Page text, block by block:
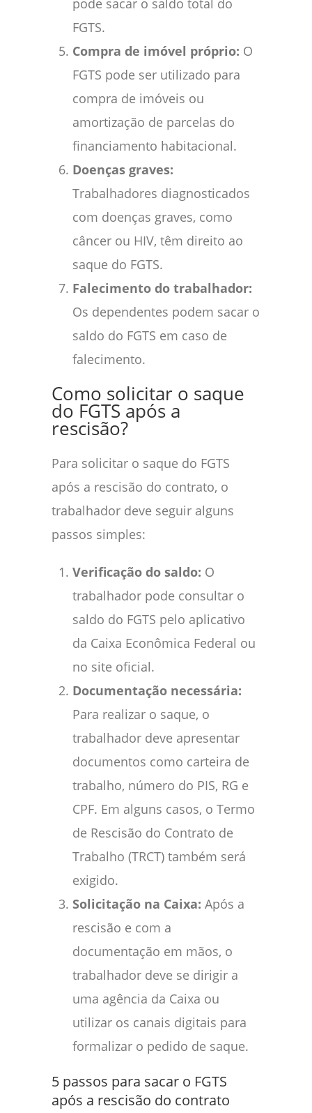
FGTS.
Compra de imóvel próprio: O
FGTS pode ser utilizado para
compra de imóveis ou
amortização de parcelas do
financiamento habitacional.
Doenças graves:
Trabalhadores diagnosticados
com doenças graves, como
câncer ou HIV, têm direito ao
saque do FGTS.
Falecimento do trabalhador:
Os dependentes podem sacar o
saldo do FGTS em caso de
falecimento.
Como solicitar o saque
do FGTS após a
rescisão?
Para solicitar o saque do FGTS
após a rescisão do contrato, o
trabalhador deve seguir alguns
passos simples:
Verificação do saldo: O
trabalhador pode consultar o
saldo do FGTS pelo aplicativo
da Caixa Econômica Federal ou
no site oficial.
Documentação necessária:
Para realizar o saque, o
trabalhador deve apresentar
documentos como carteira de
trabalho, número do PIS, RG e
CPF. Em alguns casos, o Termo
de Rescisão do Contrato de
Trabalho (TRCT) também será
exigido.
Solicitação na Caixa: Após a
rescisão e com a
documentação em mãos, o
trabalhador deve se dirigir a
uma agência da Caixa ou
utilizar os canais digitais para
formalizar o pedido de saque.
5 passos para sacar o FGTS
após a rescisão do contrato